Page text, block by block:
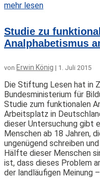
mehr lesen
Studie zu
Analphabetismus
von Erwin König | 1. Juli 2015
Die Stiftung Lesen hat in
Bundesministerium für
Studie zum funktionalen
Arbeitsplatz in
dieser Untersuchung gibt
Menschen ab 18 Jahren,
ungenügend schreiben
Hälfte dieser Menschen
ist, dass dieses Problem
der landläufigen Meinung